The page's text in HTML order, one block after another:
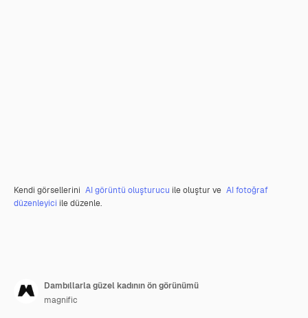
Kendi görsellerini AI görüntü oluşturucu ile oluştur ve AI fotoğraf
düzenleyici ile düzenle.
Dambıllarla güzel kadının ön görünümü
magnific